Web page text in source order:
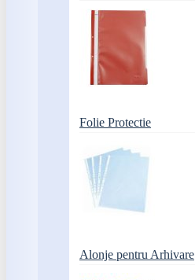
Folie Protectie
Alonje pentru Arhivare